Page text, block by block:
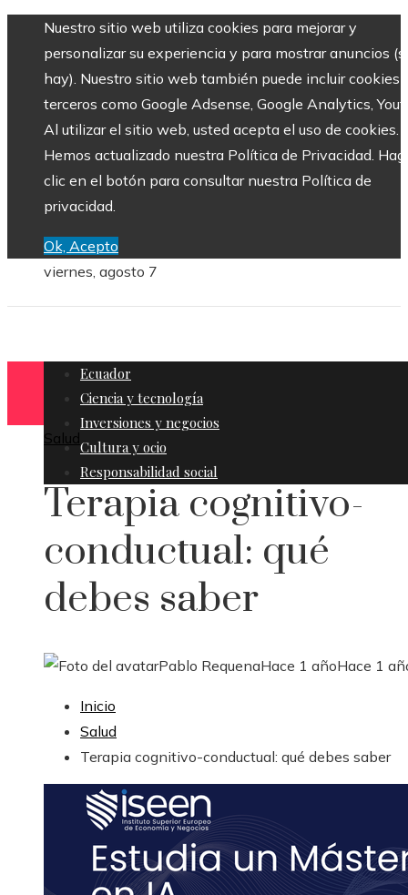
Nuestro sitio web utiliza cookies para mejorar y
personalizar su experiencia y para mostrar anuncios
hay). Nuestro sitio web también puede incluir cookies
terceros como Google Adsense, Google Analytics,
Al utilizar el sitio web, usted acepta el uso de cookies.
Hemos actualizado nuestra Política de Privacidad.
clic en el botón para consultar nuestra Política de
privacidad.
Ok, Acepto
viernes, agosto 7
Ecuador
Ciencia y tecnología
Inversiones y negocios
Cultura y ocio
Responsabilidad social
Salud
Terapia cognitivo-
conductual: qué
debes saber
Pablo RequenaHace 1 añoHace 1
Inicio
Salud
Terapia cognitivo-conductual: qué debes saber